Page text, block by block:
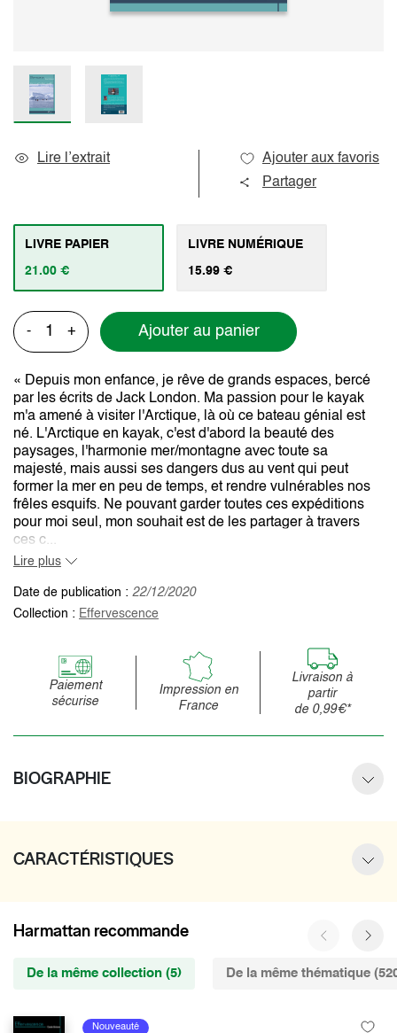
Lire l’extrait
Ajouter aux favoris
Partager
LIVRE PAPIER
21.00 €
LIVRE NUMÉRIQUE
15.99 €
- + Ajouter au panier
« Depuis mon enfance, je rêve de grands espaces, bercé
par les écrits de Jack London. Ma passion pour le kayak
m'a amené à visiter l'Arctique, là où ce bateau génial est
né. L'Arctique en kayak, c'est d'abord la beauté des
paysages, l'harmonie mer/montagne avec toute sa
majesté, mais aussi ses dangers dus au vent qui peut
former la mer en peu de temps, et rendre vulnérables nos
frêles esquifs. Ne pouvant garder toutes ces expéditions
pour moi seul, mon souhait est de les partager à travers
ces c...
Lire plus
Date de publication : 22/12/2020
Collection : Effervescence
Paiement
sécurise
Impression en
France
Livraison à
partir
de 0,99€*
BIOGRAPHIE
CARACTÉRISTIQUES
Harmattan recommande
De la même collection (5) De la même thématique
Nouveauté